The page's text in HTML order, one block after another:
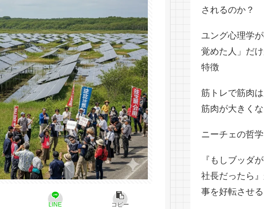
LINE
コピー
されるのか？
ユング心理学
覚めた人」だ
特徴
筋トレで筋肉
筋肉が大きく
ニーチェの哲
『もしブッダ
社長だったら
事を好転させ